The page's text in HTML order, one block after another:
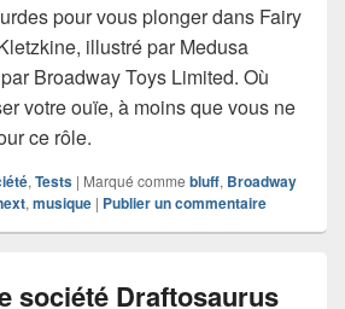
pour vous plonger dans Fairy
illustré par Medusa
Broadway Toys Limited. Où
votre ouïe, à moins que vous ne
ce rôle.
, Tests | Marqué comme bluff, Broadway
, musique | Publier un commentaire
société Draftosaurus